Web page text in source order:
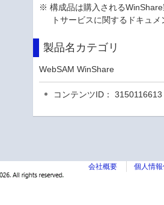
※ 構成品は購入される
トサービスに関するドキュ
製品名カテゴリ
WebSAM WinShare
コンテンツID： 3150116613
会社概要 個人情